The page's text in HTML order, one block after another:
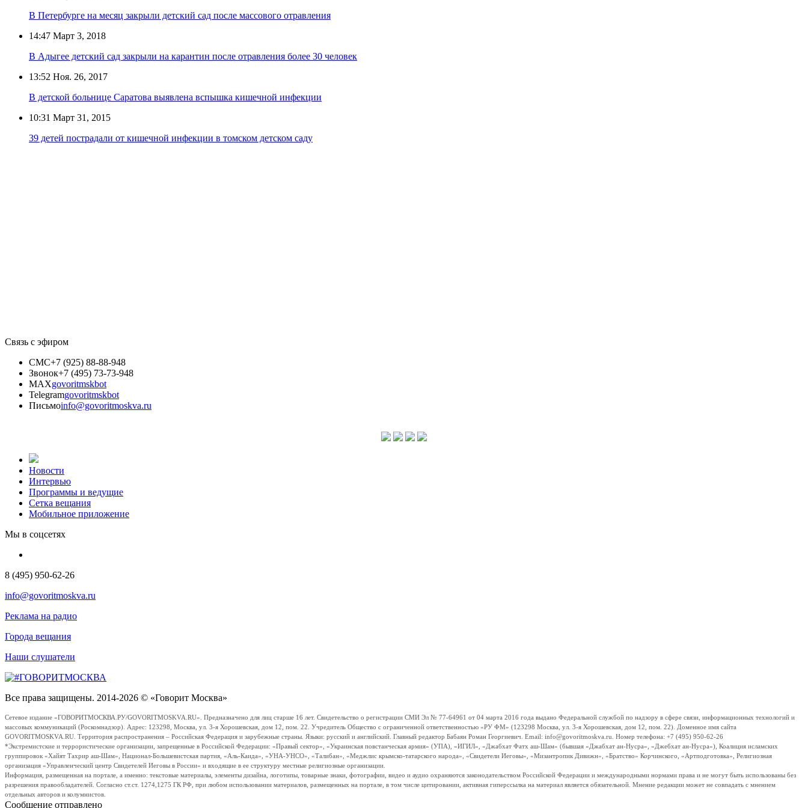
В Петербурге на месяц закрыли детский сад после массового отравления
14:47 Март 3, 2018
В Адыгее детский сад закрыли на карантин после отравления более 30 человек
13:52 Ноя. 26, 2017
В детской больнице Саратова выявлена вспышка кишечной инфекции
10:31 Март 31, 2015
39 детей пострадали от кишечной инфекции в томском детском саду
Связь с эфиром
СМС+7 (925) 88-88-948
Звонок+7 (495) 73-73-948
MAXgovoritmskbot
Telegramgovoritmskbot
Письмоinfo@govoritmoskva.ru
Новости
Интервью
Программы и ведущие
Сетка вещания
Мобильное приложение
Мы в соцсетях
8 (495) 950-62-26
info@govoritmoskva.ru
Реклама на радио
Города вещания
Наши слушатели
Все права защищены. 2014-2026 © «Говорит Москва»
Сетевое издание «ГОВОРИТМОСКВА.РУ/GOVORITMOSKVA.RU». Предназначено для лиц старше 16 лет. Свидетельство о регистрации СМИ Эл № 77-64961 от 04 марта 2016 года выдано Федеральной службой по надзору в сфере связи, информационных технологий и
массовых коммуникаций (Роскомнадзор). Адрес: 123298, Москва, ул. 3-я Хорошевская, дом 12, пом. 22. Учредитель Общество с ограниченной ответственностью «РУ ФМ» (123298 Москва, ул. 3-я Хорошевская, дом 12, пом. 22). Доменное имя сайта
GOVORITMOSKVA.RU. Территория распространения – Российская Федерация и зарубежные страны. Языки: русский и английский. Главный редактор Бабаян Роман Георгиевич. Email: info@govoritmoskva.ru. Номер телефона: +7 (495) 950-62-26
*Экстремистские и террористические организации, запрещенные в Российской Федерации: «Правый сектор», «Украинская повстанческая армия» (УПА), «ИГИЛ», «Джабхат Фатх аш-Шам» (бывшая «Джабхат ан-Нусра», «Джебхат ан-Нусра»), Коалиция исламских
группировок «Хайят Тахрир аш-Шам», Национал-Большевистская партия, «Аль-Каида», «УНА-УНСО», «Талибан», «Меджлис крымско-татарского народа», «Свидетели Иеговы», «Мизантропик Дивижн», «Братство» Корчинского, «Артподготовка», Религиозная
организация «Управленческий центр Свидетелей Иеговы в России» и входящие в ее структуру местные религиозные организации.
Информация, размещенная на портале, а именно: текстовые материалы, элементы дизайна, логотипы, товарные знаки, фотографии, видео и аудио охраняются законодательством Российской Федерации и международными нормами права и не могут быть использованы без
разрешения правообладателей. Согласно ст.ст. 1274,1275 ГК РФ, при любом использовании материалов, размещенных на портале, в том числе цитировании, активная гиперссылка на материал является обязательной. Мнение редакции может не совпадать с мнением
отдельных авторов и колумнистов.
Сообщение отправлено